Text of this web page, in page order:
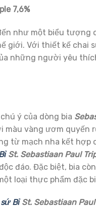
7,6%
như một biểu tượng
giới. Với thiết kế chai
những người yêu
ý của dòng bia
màu vàng ươm quyến
từ mạch nha kết hợp
St. Sebastiaan Paul
đáo. Đặc biệt, bia
loại thực phẩm đặc
BỉSt. Sebastiaan